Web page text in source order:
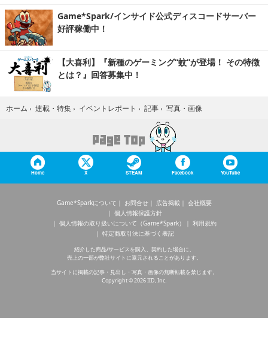
Game*Spark/インサイド公式ディスコードサーバー
好評稼働中！
【大喜利】『新種のゲーミング“蚊”が登場！ その特徴
とは？』回答募集中！
ホーム › 連載・特集 › イベントレポート › 記事 › 写真・画像
Home X STEAM Facebook YouTube
Game*Sparkについて お問合せ 広告掲載
会社概要
個人情報保護方針
個人情報の取り扱いについて（Game*Spark）
利用規約
特定商取引法に基づく表記
紹介した商品/サービスを購入、契約した場合に、
売上の一部が弊社サイトに還元されることがあります。
当サイトに掲載の記事・見出し・写真・画像の無断転載を禁じます。
Copyright © 2026 IID, Inc.